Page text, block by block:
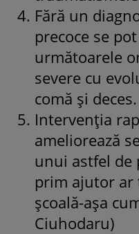
Fără un
precoce se
următoarele
severe cu
comă și deces.
Intervenția
ameliorează
unui astfel de
prim ajutor ar
școală-așa
Ciuhodaru)